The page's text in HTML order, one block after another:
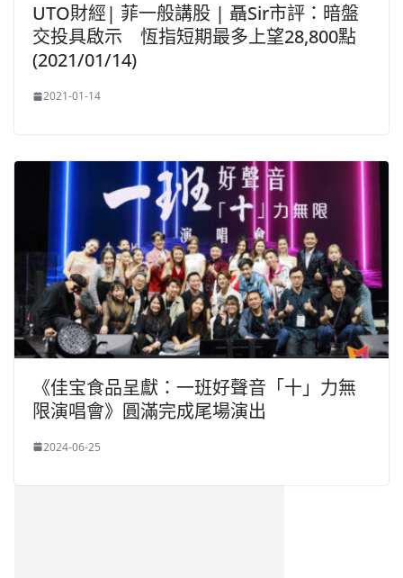
UTO財經| 菲一般講股 | 聶Sir市評：暗盤
交投具啟示 恆指短期最多上望28,800點
(2021/01/14)
2021-01-14
《佳宝食品呈獻：一班好聲音「十」力無
限演唱會》圓滿完成尾場演出
2024-06-25